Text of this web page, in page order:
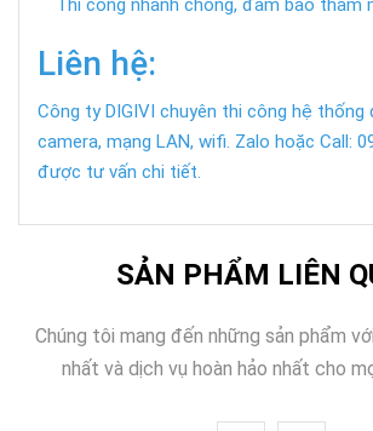
Thi công nhanh chóng, đảm bảo thẩm
Liên hệ:
Công ty DIGIVI chuyên thi công hệ thống
camera, mạng LAN, wifi. Zalo hoặc Call:
được tư vấn chi tiết.
SẢN PHẨM LIÊN
Chúng tôi mang đến những sản phẩm
nhất và dịch vụ hoàn hảo nhất cho